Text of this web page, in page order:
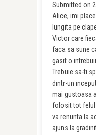
Submitted on
Alice, imi
lungita pe
Victor care
faca sa sune
gasit o
Trebuie sa-ti
dintr-un
mai gustoasa
folosit tot felul
va renunta la
ajuns la